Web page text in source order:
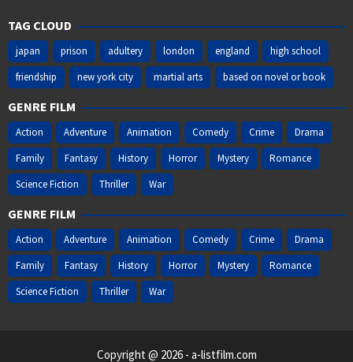
TAG CLOUD
japan prison adultery london england
high school
friendship
new york city martial arts based on novel or book
GENRE FILM
Action Adventure Animation Comedy Crime
Drama
Family
Fantasy History Horror Mystery
Romance
Science Fiction
Thriller War
GENRE FILM
Action Adventure Animation Comedy Crime
Drama
Family
Fantasy History Horror Mystery
Romance
Science Fiction
Thriller War
Copyright @ 2026 - a-listfilm.com